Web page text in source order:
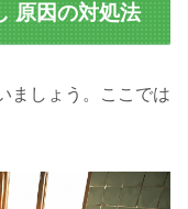
原因の対処法
ましょう。ここでは